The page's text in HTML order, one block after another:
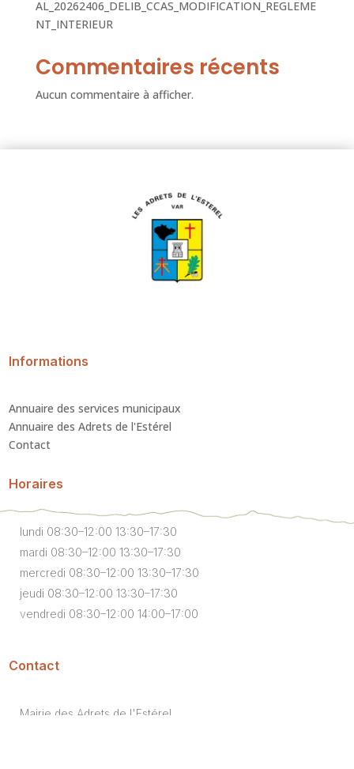
AL_20262406_DELIB_CCAS_MODIFICATION_REGLEME
NT_INTERIEUR
Commentaires récents
Aucun commentaire à afficher.
Informations
Annuaire des services municipaux
Annuaire des Adrets de l'Estérel
Contact
Horaires
lundi 08:30–12:00 13:30–17:30
mardi 08:30–12:00 13:30–17:30
mercredi 08:30–12:00 13:30–17:30
jeudi 08:30–12:00 13:30–17:30
vendredi 08:30–12:00 14:00–17:00
Contact
Mairie des Adrets de l'Estérel